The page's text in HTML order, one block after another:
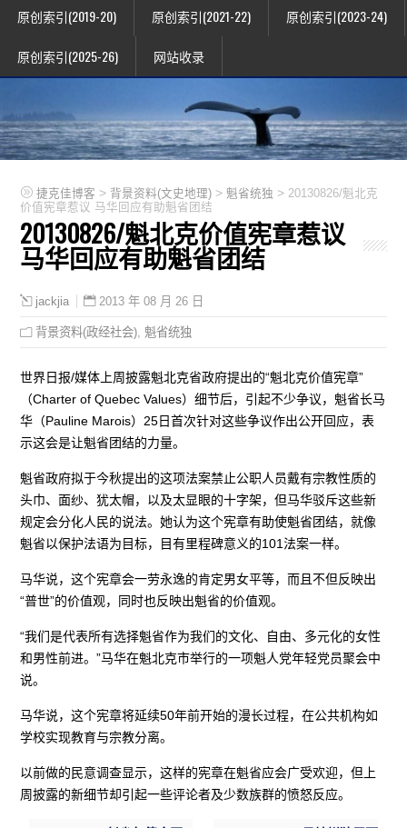
原创索引(2019-20) 原创索引(2021-22) 原创索引(2023-24)
原创索引(2025-26) 网站收录
捷克佳博客 > 背景资料(文史地理) > 魁省统独 > 20130826/魁北克
价值宪章惹议 马华回应有助魁省团结
20130826/魁北克价值宪章惹议
马华回应有助魁省团结
jackjia 2013 年 08 月 26 日
背景资料(政经社会) 魁省统独
世界日报/媒体上周披露魁北克省政府提出的“魁北克价值宪章”
（Charter of Quebec Values）细节后，引起不少争议，魁省长马
华（Pauline Marois）25日首次针对这些争议作出公开回应，表
示这会是让魁省团结的力量。
魁省政府拟于今秋提出的这项法案禁止公职人员戴有宗教性质的
头巾、面纱、犹太帽，以及太显眼的十字架，但马华驳斥这些新
规定会分化人民的说法。她认为这个宪章有助使魁省团结，就像
魁省以保护法语为目标，目有里程碑意义的101法案一样。
马华说，这个宪章会一劳永逸的肯定男女平等，而且不但反映出
“普世”的价值观，同时也反映出魁省的价值观。
“我们是代表所有选择魁省作为我们的文化、自由、多元化的女性
和男性前进。”马华在魁北克市举行的一项魁人党年轻党员聚会中
说。
马华说，这个宪章将延续50年前开始的漫长过程，在公共机构如
学校实现教育与宗教分离。
以前做的民意调查显示，这样的宪章在魁省应会广受欢迎，但上
周披露的新细节却引起一些评论者及少数族群的愤怒反应。